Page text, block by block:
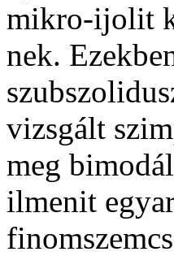
mikro-ijolit
nek.
vizsgált
meg
ilmenit